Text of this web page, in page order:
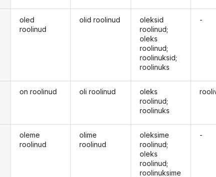
oled
roolinud
on roolinud
oleme
roolinud
olid roolinud
oli roolinud
olime
roolinud
oleksid
roolinud;
oleks
roolinud;
roolinuksid;
roolinuks
oleks
roolinud;
roolinuks
oleksime
roolinud;
oleks
roolinud;
roolinuksime
-
-